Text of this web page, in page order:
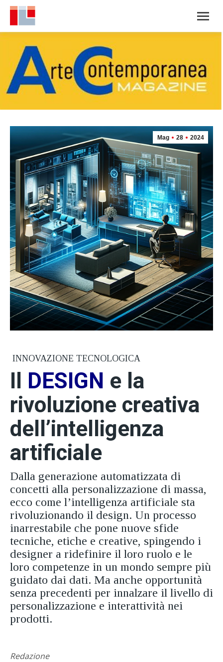
Mag 28 2024
INNOVAZIONE TECNOLOGICA
Il DESIGN e la
rivoluzione creativa
dell’intelligenza
artificiale
Dalla generazione automatizzata di
concetti alla personalizzazione di massa,
ecco come l’intelligenza artificiale sta
rivoluzionando il design. Un processo
inarrestabile che pone nuove sfide
tecniche, etiche e creative, spingendo i
designer a ridefinire il loro ruolo e le
loro competenze in un mondo sempre più
guidato dai dati. Ma anche opportunità
senza precedenti per innalzare il livello di
personalizzazione e interattività nei
prodotti.
Redazione